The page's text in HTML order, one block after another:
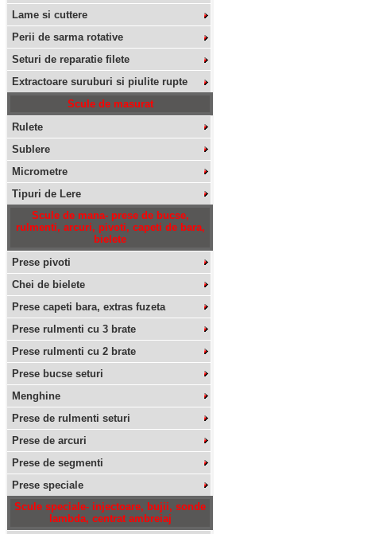
Lame si cuttere
Perii de sarma rotative
Seturi de reparatie filete
Extractoare suruburi si piulite rupte
Scule de masurat
Rulete
Sublere
Micrometre
Tipuri de Lere
Scule de mana- prese de bucse,
rulmenti, arcuri, pivoti, capeti de bara,
bielete
Prese pivoti
Chei de bielete
Prese capeti bara, extras fuzeta
Prese rulmenti cu 3 brate
Prese rulmenti cu 2 brate
Prese bucse seturi
Menghine
Prese de rulmenti seturi
Prese de arcuri
Prese de segmenti
Prese speciale
Scule speciale- injectoare, bujii, sonde
lambda, centrat ambreiaj